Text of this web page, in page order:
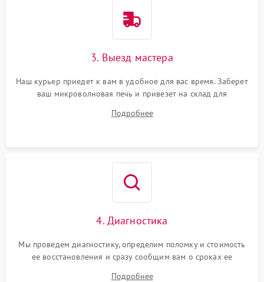
3. Выезд мастера
Наш курьер приедет к вам в удобное для вас время. Заберет
ваш микроволновая печь и привезет на склад для
Подробнее
4. Диагностика
Мы проведем диагностику, определим поломку и стоимость
ее восстановления и сразу сообщим вам о сроках ее
Подробнее